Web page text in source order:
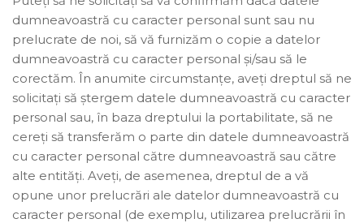
dumneavoastră cu caracter personal sunt sau nu
prelucrate de noi, să vă furnizăm o copie a datelor
dumneavoastră cu caracter personal și/sau să le
corectăm. În anumite circumstanțe, aveți dreptul să ne
solicitați să ștergem datele dumneavoastră cu caracter
personal sau, în baza dreptului la portabilitate, să ne
cereți să transferăm o parte din datele dumneavoastră
cu caracter personal către dumneavoastră sau către
alte entități. Aveți, de asemenea, dreptul de a vă
opune unor prelucrări ale datelor dumneavoastră cu
caracter personal (de exemplu, utilizarea prelucrării în